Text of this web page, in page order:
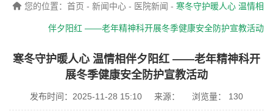
您的位置： 首页 - 新闻中心 - 医院新闻 - 寒冬守护暖人心 温情相
伴夕阳红 ——老年精神科开展冬季健康安全防护宣教活动
寒冬守护暖人心 温情相伴夕阳红 ——老年精神科开
展冬季健康安全防护宣教活动
发布时间：2025-11-28 15:10 来源： 浏览量： 130